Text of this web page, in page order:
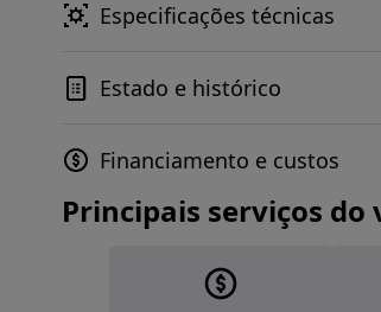
Especificações técnicas
Estado e histórico
Financiamento e custos
Principais serviços do